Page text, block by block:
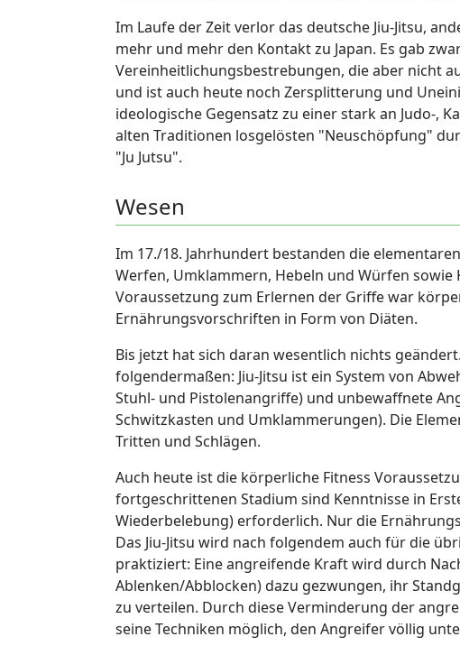
Im Laufe der Zeit verlor das deutsche Jiu-Jitsu,
mehr und mehr den Kontakt zu Japan. Es gab
Vereinheitlichungsbestrebungen, die aber nicht
und ist auch heute noch Zersplitterung und
ideologische Gegensatz zu einer stark an Judo-,
alten Traditionen losgelösten "Neuschöpfung"
"Ju Jutsu".
Wesen
Im 17./18. Jahrhundert bestanden die
Werfen, Umklammern, Hebeln und Würfen
Voraussetzung zum Erlernen der Griffe war
Ernährungsvorschriften in Form von Diäten.
Bis jetzt hat sich daran wesentlich nichts
folgendermaßen: Jiu-Jitsu ist ein System von
Stuhl- und Pistolenangriffe) und unbewaffnete
Schwitzkasten und Umklammerungen). Die
Tritten und Schlägen.
Auch heute ist die körperliche Fitness
fortgeschrittenen Stadium sind Kenntnisse in
Wiederbelebung) erforderlich. Nur die
Das Jiu-Jitsu wird nach folgendem auch für die
praktiziert: Eine angreifende Kraft wird durch
Ablenken/Abblocken) dazu gezwungen, ihr
zu verteilen. Durch diese Verminderung der
seine Techniken möglich, den Angreifer völlig